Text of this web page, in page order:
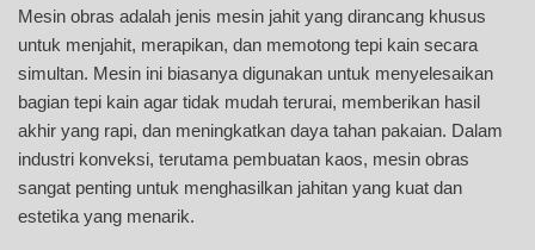
Mesin obras adalah jenis mesin jahit yang dirancang khusus
untuk menjahit, merapikan, dan memotong tepi kain secara
simultan. Mesin ini biasanya digunakan untuk menyelesaikan
bagian tepi kain agar tidak mudah terurai, memberikan hasil
akhir yang rapi, dan meningkatkan daya tahan pakaian. Dalam
industri konveksi, terutama pembuatan kaos, mesin obras
sangat penting untuk menghasilkan jahitan yang kuat dan
estetika yang menarik.